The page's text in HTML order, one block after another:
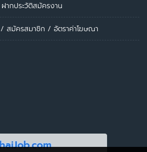
ฝากประวัติสมัครงาน
/ สมัครสมาชิก / อัตราค่าโฆษณา